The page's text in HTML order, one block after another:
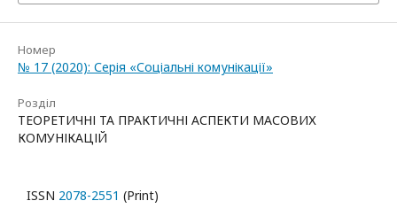
Номер
№ 17 (2020): Серія «Соціальні комунікації»
Розділ
ТЕОРЕТИЧНІ ТА ПРАКТИЧНІ АСПЕКТИ МАСОВИХ
КОМУНІКАЦІЙ
ISSN 2078-2551 (Print)